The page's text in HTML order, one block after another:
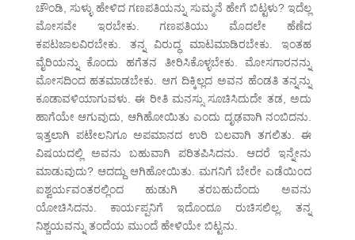
ಚೌಂಡಿ, ಸುಳ್ಳು ಹೇಳಿದ ಗಣಪತಿಯನ್ನು ಸುಮ್ಮನೆ ಹೇಗೆ ಬಿಟ್ಟಳು? ಇದೆಲ್ಲ
ಮೋಸವೇ ಇರಬೇಕು. ಗಣಪತಿಯು ಮೊದಲೇ ಹೆಣೆದ
ಕಪಟಜಾಲವಿರಬೇಕು. ತನ್ನ ವಿರುದ್ಧ ಮಾಟಮಾಡಿರಬೇಕು. ಇಂತಹ
ವೈರಿಯನ್ನು ಕೊಂದು ಹಗೆತನ ತೀರಿಸಿಕೊಳ್ಳಬೇಕು. ಮೋಸಗಾರನನ್ನು
ಮೋಸದಿಂದ ಹತಮಾಡಬೇಕು. ಆಗ ದಿಕ್ಕಿಲ್ಲದ ಅವನ ಹೆಂಡತಿ ತನ್ನನ್ನು
ಕೂಡಾವಳಿಯಾಗುವಳು. ಈ ರೀತಿ ಮನಸ್ಸು ಸೂಚಿಸಿದುದೇ ತಡ, ಅದು
ಹಾಗೆಯೇ ಆಗುವುದು, ಆಗಿಹೋಯಿತು ಎಂದು ದೃಢವಾಗಿ ನಂಬಿದನು.
ಇತ್ತಲಾಗಿ ಪಟೇಲನಿಗೂ ಅಪಮಾನದ ಉರಿ ಬಲವಾಗಿ ತಗಲಿತು. ಈ
ವಿಷಯದಲ್ಲಿ ಅವನು ಬಹುವಾಗಿ ಪರಿತಪಿಸಿದನು. ಆದರೆ ಇನ್ನೇನು
ಮಾಡುವುದು? ಆದದ್ದು ಆಗಿಹೋಯಿತು. ಮಗನಿಗೆ ಬೇರೇ ಎಡೆಯಿಂದ
ಐಶ್ವರ್ಯವಂತರಲ್ಲಿಂದ ಹುಡುಗಿ ತರಬಹುದೆಂದು ಅವನು
ಯೋಚಿಸಿದನು. ಕಾರ್ಯಪ್ಪನಿಗೆ ಇದೊಂದೂ ರುಚಿಸಲಿಲ್ಲ. ತನ್ನ
ನಿಶ್ಚಯವನ್ನು ತಂದೆಯ ಮುಂದೆ ಹೇಳಿಯೇ ಬಿಟ್ಟನು.